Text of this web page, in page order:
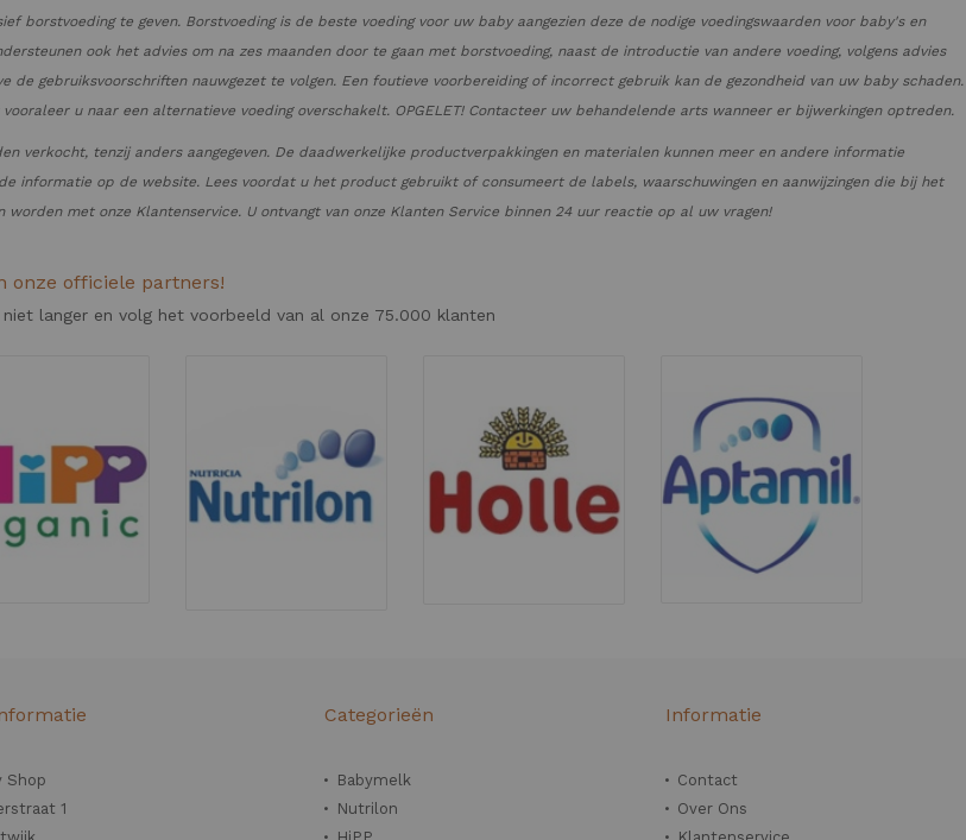
borstvoeding te geven. Borstvoeding is de beste voeding voor uw baby aangezien deze de nodige voedingswaarden voor baby's en
ook het advies om na zes maanden door te gaan met borstvoeding, naast de introductie van andere voeding, volgens advies
gebruiksvoorschriften nauwgezet te volgen. Een foutieve voorbereiding of incorrect gebruik kan de gezondheid van uw baby schaden.
u naar een alternatieve voeding overschakelt. OPGELET! Contacteer uw behandelende arts wanneer er bijwerkingen optreden.
verkocht, tenzij anders aangegeven. De daadwerkelijke productverpakkingen en materialen kunnen meer en andere informatie
op de website. Lees voordat u het product gebruikt of consumeert de labels, waarschuwingen en aanwijzingen die bij het
met onze Klantenservice. U ontvangt van onze Klanten Service binnen 24 uur reactie op al uw vragen!
onze officiele partners!
niet langer en volg het voorbeeld van al onze 75.000 klanten
Shop
1
Categorieën
Babymelk
Nutrilon
Informatie
Contact
Over Ons